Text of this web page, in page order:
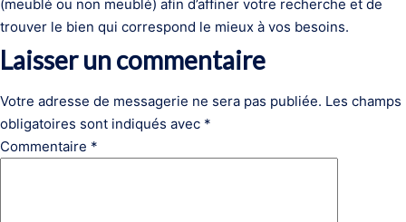
(meublé ou non meublé) afin d’affiner votre recherche et de
trouver le bien qui correspond le mieux à vos besoins.
Laisser un commentaire
Votre adresse de messagerie ne sera pas publiée. Les champs
obligatoires sont indiqués avec *
Commentaire *